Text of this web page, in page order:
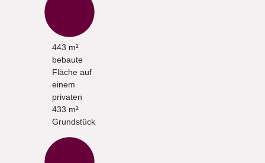
443 m²
bebaute
Fläche auf
einem
privaten
433 m²
Grundstück